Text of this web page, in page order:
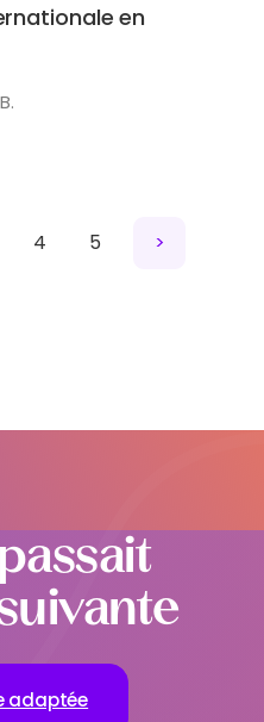
en
4 5 >
adaptée